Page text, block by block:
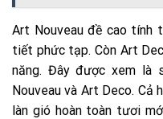
Art Nouveau đề cao tính
tiết phức tạp. Còn Art
năng. Đây được xem là
Nouveau và Art Deco. Cả
làn gió hoàn toàn tươi